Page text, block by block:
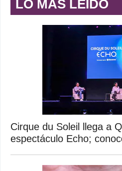
LO MÁS LEÍDO
Cirque du Soleil llega a
espectáculo Echo;